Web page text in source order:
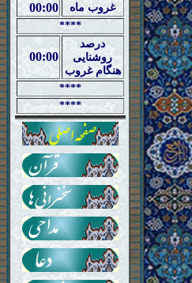
00:00
غروب ماه
****
00:00
درصد
روشنایی
هنگام غروب
****
****